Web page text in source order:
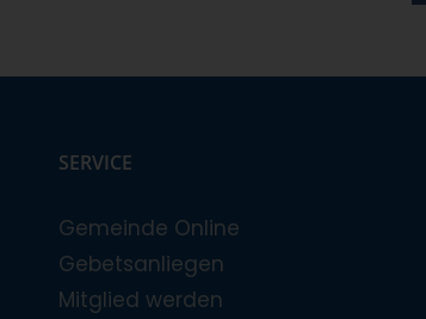
SERVICE
Gemeinde Online
Gebetsanliegen
Mitglied werden